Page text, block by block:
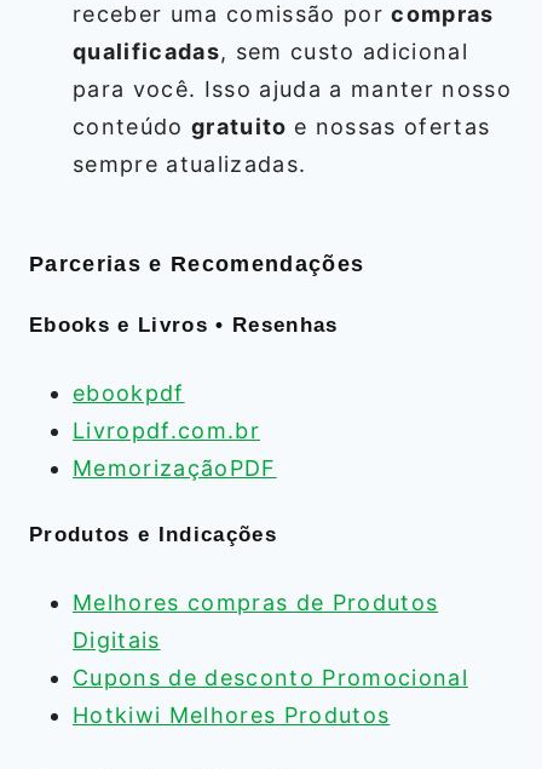
receber uma comissão porcompras
qualificadas, sem custo adicional
para você. Isso ajuda a manter nosso
conteúdo gratuito e nossas ofertas
sempre atualizadas.
Parcerias e Recomendações
Ebooks e Livros • Resenhas
ebookpdf
Livropdf.com.br
MemorizaçãoPDF
Produtos e Indicações
Melhores compras de Produtos
Digitais
Cupons de desconto Promocional
Hotkiwi Melhores Produtos